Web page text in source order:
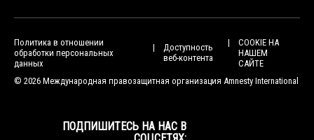
Политика в отношении
обработки персональных
данных
Доступность
веб-контента
COOKIE НА
НАШЕМ
САЙТЕ
© 2026 Международная правозащитная организация Amnesty International
ПОДПИШИТЕСЬ НА НАС В